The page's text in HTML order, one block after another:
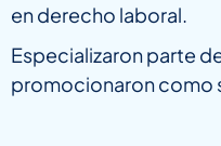
en derecho laboral.
Especializaron parte
promocionaron como